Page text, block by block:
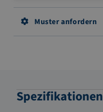
Muster anfordern
Spezifikationen